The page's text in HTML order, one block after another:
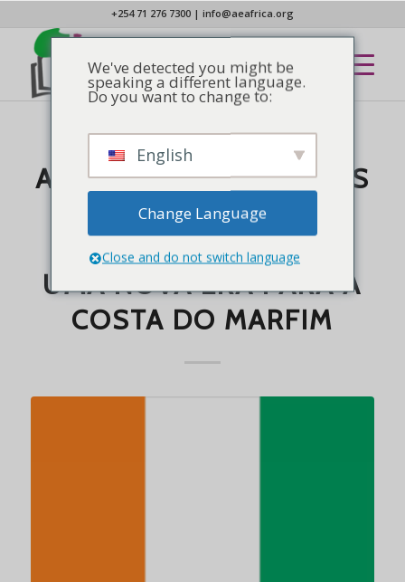
+254 71 276 7300| info@aeafrica.org
NOTÍCIAS
A VITÓRIA NA COPA DAS
NAÇÕES AFRICANAS
SINALIZA O INÍCIO DE
UMA NOVA ERA PARA A
COSTA DO MARFIM
We've detected you might be
speaking a different language.
Do you want to change to:
English
Change Language
Close and do not switch language